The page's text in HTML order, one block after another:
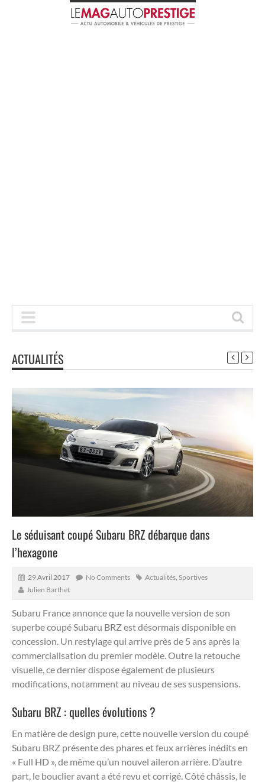
ACTUALITÉS
Le séduisant coupé Subaru BRZ débarque dans
l’hexagone
29 Avril 2017 No Comments Actualités Sportives
Julien Barthet
Subaru France annonce que la nouvelle version de son
superbe coupé Subaru BRZ est désormais disponible en
concession. Un restylage qui arrive près de 5 ans après la
commercialisation du premier modèle. Outre la retouche
visuelle, ce dernier dispose également de plusieurs
modifications, notamment au niveau de ses suspensions.
Subaru BRZ : quelles évolutions ?
En matière de design pure, cette nouvelle version du coupé
Subaru BRZ présente des phares et feux arrières inédits en
« Full HD », de même qu’un nouvel aileron arrière. D’autre
part, le bouclier avant a été revu et corrigé. Côté châssis, le